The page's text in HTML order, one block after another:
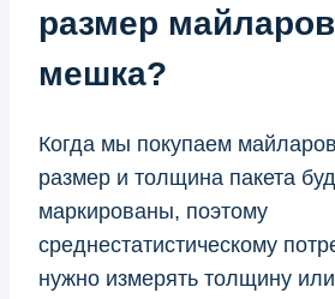
размер
мешка?
Когда мы покупаем
размер и толщина пакета
маркированы, поэтому
среднестатистическому
нужно измерять толщину